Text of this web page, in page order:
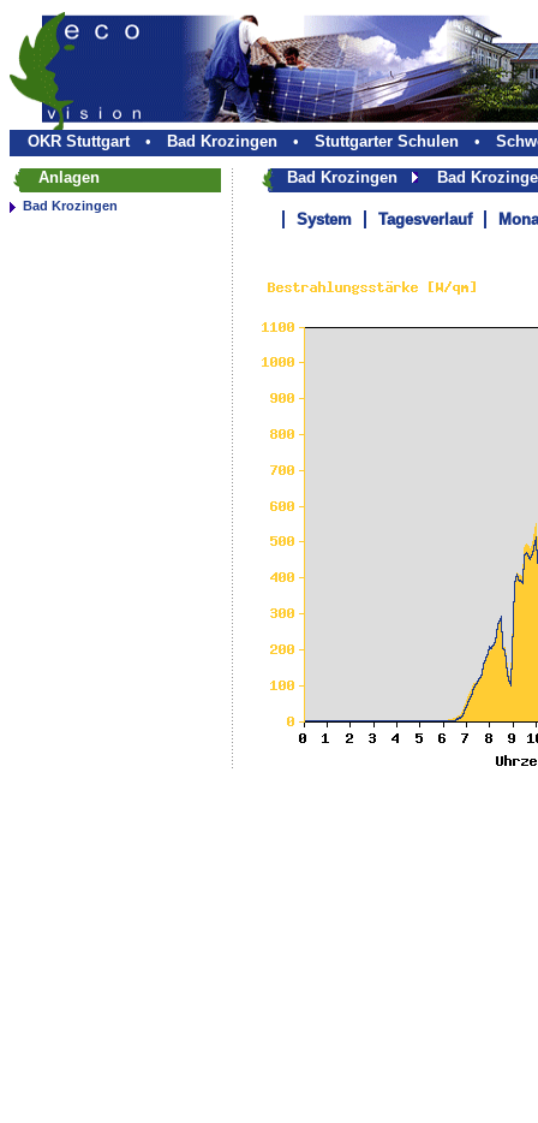
OKR Stuttgart • Bad Krozingen • Stuttgarter Schulen •
Anlagen
Bad Krozingen
Bad Krozingen Bad
System Tagesverlauf